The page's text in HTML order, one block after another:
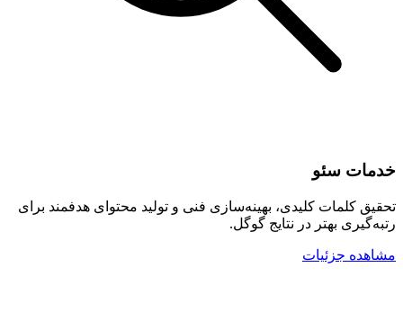
خدمات سئو
تحقیق کلمات کلیدی، بهینه‌سازی فنی و تولید محتوای هدفمند برای
رتبه‌گیری بهتر در نتایج گوگل.
مشاهده جزئیات